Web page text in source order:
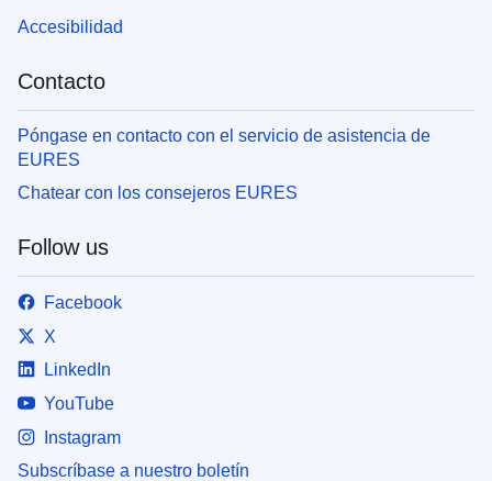
Accesibilidad
Contacto
Póngase en contacto con el servicio de asistencia de
EURES
Chatear con los consejeros EURES
Follow us
Facebook
X
LinkedIn
YouTube
Instagram
Subscríbase a nuestro boletín